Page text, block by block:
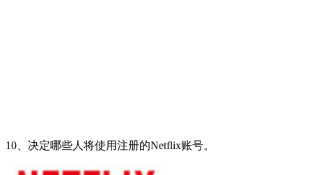
10、决定哪些人将使用注册的Netflix账号。